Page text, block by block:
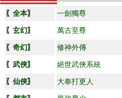
〖 全本〗 一劍獨尊
〖 玄幻〗 萬古至尊
〖 奇幻〗 修神外傳
〖 武俠〗 絕世武俠系統
〖 仙俠〗 大奉打更人